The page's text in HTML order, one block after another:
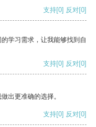
支持[0] 反对[0]
学习需求，让我能够找到自
支持[0] 反对[0]
出更准确的选择。
支持[0] 反对[0]